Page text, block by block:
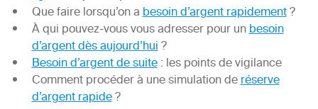
Que faire lorsqu’on abesoin d’argent rapidement?
À qui pouvez-vous vous adresser pour unbesoin
d’argent dès aujourd’hui?
Besoin d’argent de suite: les points de vigilance
Comment procéder à une simulation deréserve
d’argent rapide?